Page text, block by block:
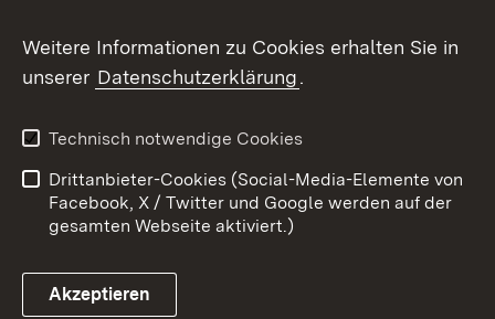
Link zum Landesportal
Barrierefreiheit
Benutzungshinweise
Impressum
Cookies
Weitere Informationen zu Cookies erhalten Sie in
unserer Datenschutzerklärung.
Technisch notwendige Cookies
Drittanbieter-Cookies (Social-Media-Elemente von
Facebook, X / Twitter und Google werden auf der
gesamten Webseite aktiviert.)
Akzeptieren